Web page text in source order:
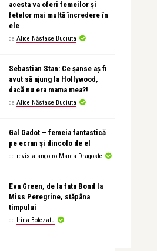
acesta va oferi femeilor și
fetelor mai multă încredere în
ele
de Alice Năstase Buciuta
Sebastian Stan: Ce șanse aș fi
avut să ajung la Hollywood,
dacă nu era mama mea?!
de Alice Năstase Buciuta
Gal Gadot – femeia fantastică
pe ecran și dincolo de el
de revistatango.ro Marea Dragoste
Eva Green, de la fata Bond la
Miss Peregrine, stăpâna
timpului
de Irina Botezatu